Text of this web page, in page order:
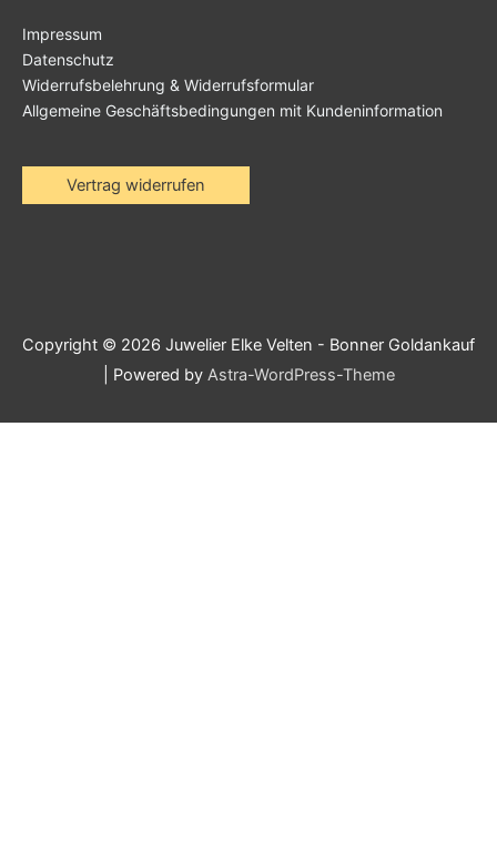
Impressum
Datenschutz
Widerrufsbelehrung & Widerrufsformular
Allgemeine Geschäftsbedingungen mit Kundeninformation
Vertrag widerrufen
Copyright © 2026 Juwelier Elke Velten - Bonner Goldankauf
| Powered by Astra-WordPress-Theme